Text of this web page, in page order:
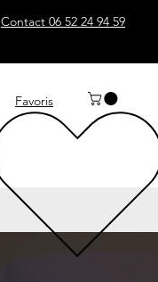
Contact 06 52 24 94 59
Favoris